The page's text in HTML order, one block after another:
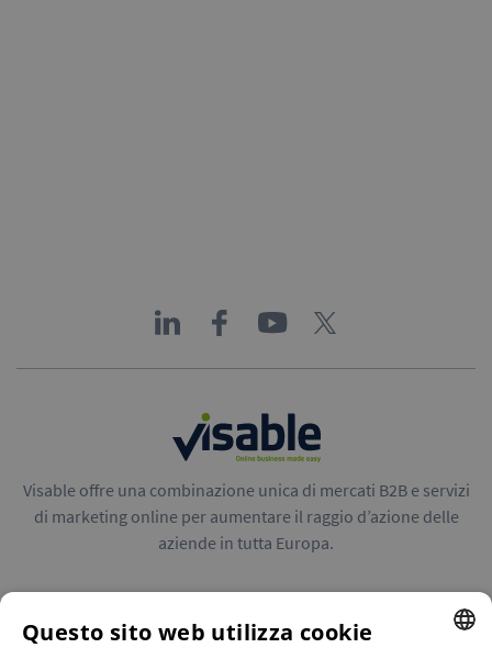
Visable offre una combinazione unica di mercati B2B e servizi
di marketing online per aumentare il raggio d’azione delle
aziende in tutta Europa.
Questo sito web utilizza cookie